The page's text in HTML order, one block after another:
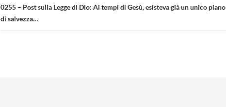
0255 – Post sulla Legge di Dio: Ai tempi di Gesù, esisteva già un unico piano
di salvezza…